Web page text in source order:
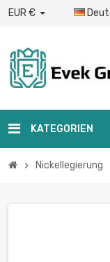
EUR €
KATEGORIEN
chevron_right Nickellegierung